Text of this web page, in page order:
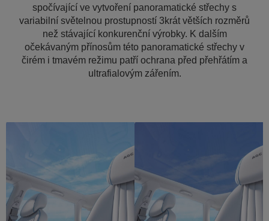
spočívající ve vytvoření panoramatické střechy s
variabilní světelnou prostupností 3krát větších rozměrů
než stávající konkurenční výrobky. K dalším
očekávaným přínosům této panoramatické střechy v
čirém i tmavém režimu patří ochrana před přehřátím a
ultrafialovým zářením.